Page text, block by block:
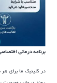
برنامه درمانی
در کلینیک ما برای